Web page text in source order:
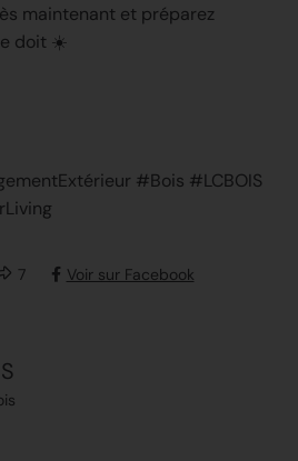
maintenant et préparez
doit ☀️
#Bois #LCBOIS
7 Voir sur Facebook